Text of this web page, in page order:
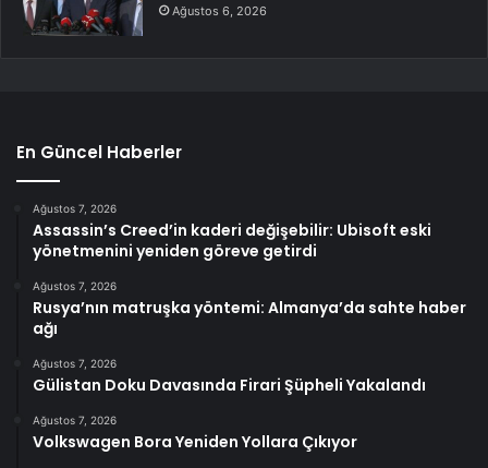
Ağustos 6, 2026
En Güncel Haberler
Ağustos 7, 2026
Assassin’s Creed’in kaderi değişebilir: Ubisoft eski
yönetmenini yeniden göreve getirdi
Ağustos 7, 2026
Rusya’nın matruşka yöntemi: Almanya’da sahte haber
ağı
Ağustos 7, 2026
Gülistan Doku Davasında Firari Şüpheli Yakalandı
Ağustos 7, 2026
Volkswagen Bora Yeniden Yollara Çıkıyor